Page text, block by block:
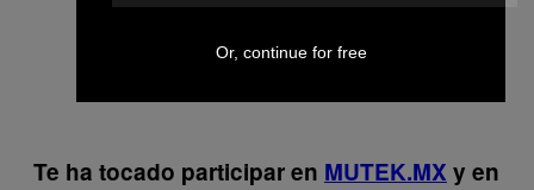
Te ha tocado participar en MUTEK.MX y en
Or, continue for free